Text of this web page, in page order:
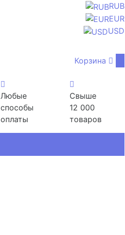
RUB
EUR
USD
Корзина
Любые
способы
оплаты
Свыше
12 000
товаров